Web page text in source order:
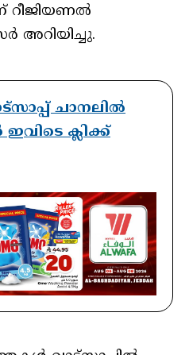
റീജിയണല്‍
അറിയിച്ചു.
ചാനലിൽ
ക്ലിക്ക്